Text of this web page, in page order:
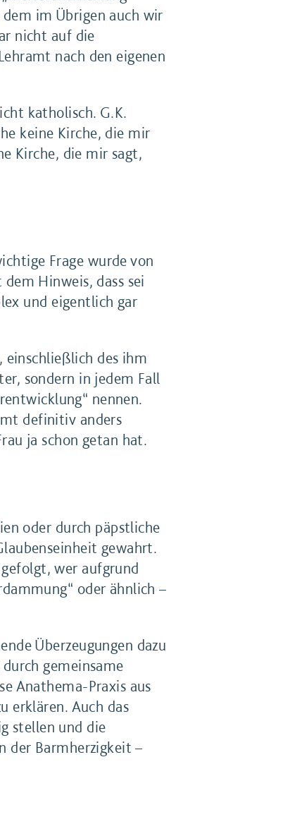
im Übrigen auch wir
nicht auf die
nach den eigenen
katholisch. G.K.
keine Kirche, die mir
Kirche, die mir sagt,
Frage wurde von
Hinweis, dass sei
und eigentlich gar
einschließlich des ihm
sondern in jedem Fall
nennen.
definitiv anders
ja schon getan hat.
oder durch päpstliche
gewahrt.
wer aufgrund
oder ähnlich –
Überzeugungen dazu
gemeinsame
Anathema-Praxis aus
erklären. Auch das
stellen und die
der Barmherzigkeit –